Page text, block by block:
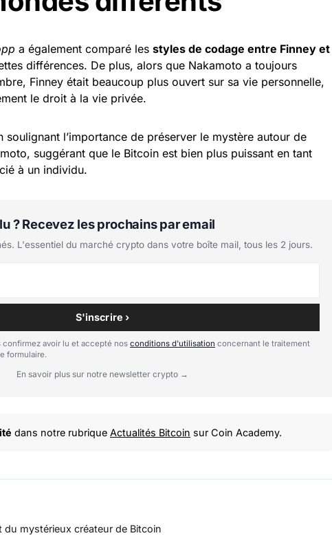
a également comparé les styles de codage entre Finney et
différences. De plus, alors que Nakamoto a toujours
Finney était beaucoup plus ouvert sur sa vie personnelle,
le droit à la vie privée.
soulignant l’importance de préserver le mystère autour de
suggérant que le Bitcoin est bien plus puissant en tant
à un individu.
? Recevez les prochains par email
L'essentiel du marché crypto dans votre boîte mail, tous les 2 jours.
S'inscrire ›
avoir lu et accepté nos conditions d'utilisation concernant le traitement
formulaire.
En savoir plus sur notre newsletter crypto →
dans notre rubrique Actualités Bitcoin sur Coin Academy.
du mystérieux créateur de Bitcoin